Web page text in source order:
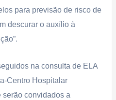
para previsão de risco de
descurar o auxílio à
na consulta de ELA
Centro Hospitalar
convidados a